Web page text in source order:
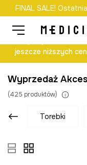
FINAL SALE!
jeszcze niższych
Wyprzedaż
(425 produktów)
torebki